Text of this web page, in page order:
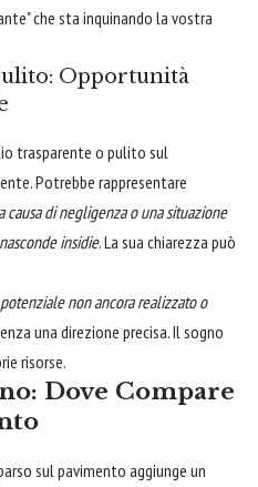
che sta inquinando la vostra
Opportunità
trasparente o pulito sul
Potrebbe rappresentare
causa di negligenza o una situazione
insidie. La sua chiarezza può
potenziale non ancora realizzato o
una direzione precisa. Il sogno
risorse.
Dove Compare
sul pavimento aggiunge un